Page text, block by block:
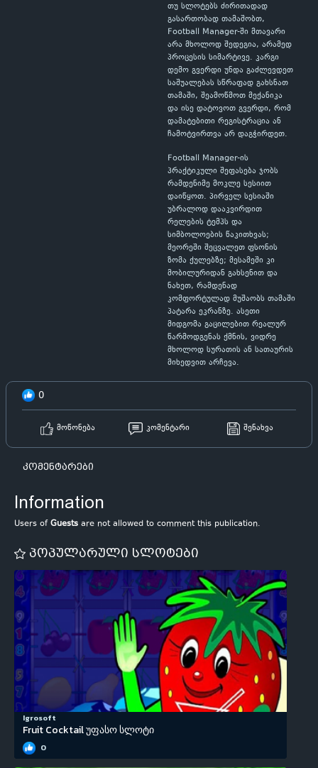
თუ სლოტებს ძირითადად
გასართობად თამაშობთ,
Football Manager-ში მთავარი
არა მხოლოდ შედეგია, არამედ
პროცესის სიმარტივე. კარგი
დემო გვერდი უნდა გაძლევდეთ
საშუალებას სწრაფად გახსნათ
თამაში, შეამოწმოთ მექანიკა
და ისე დატოვოთ გვერდი, რომ
დამატებითი რეგისტრაცია ან
ჩამოტვირთვა არ დაგჭირდეთ.
Football Manager-ის
პრაქტიკული შეფასება ჯობს
რამდენიმე მოკლე სესიით
დაიწყოთ. პირველ სესიაში
უბრალოდ დააკვირდით
რელების ტემპს და
სიმბოლოების წაკითხვას;
მეორეში შეცვალეთ ფსონის
ზომა ქულებზე; მესამეში კი
მობილურიდან გახსენით და
ნახეთ, რამდენად
კომფორტულად მუშაობს თამაში
პატარა ეკრანზე. ასეთი
მიდგომა გაცილებით რეალურ
წარმოდგენას ქმნის, ვიდრე
მხოლოდ სურათის ან სათაურის
მიხედვით არჩევა.
0
მოწონება კომენტარი შენახვა
კომენტარები
Information
Users ofGuests are not allowed to comment this publication.
პოპულარული სლოტები
Igrosoft
Fruit Cocktail უფასო სლოტი
0